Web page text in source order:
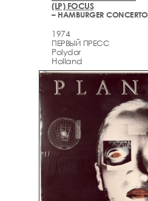
(LP) FOCUS
– HAMBURGER CONCERTO
1974
ПЕРВЫЙ ПРЕСС
Polydor
Holland